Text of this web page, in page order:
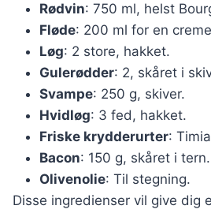
Rødvin: 750 ml, helst
Fløde: 200 ml for en
Løg: 2 store, hakket.
Gulerødder: 2, skåret i
Svampe: 250 g, skiver.
Hvidløg: 3 fed, hakket.
Friske krydderurter:
Bacon: 150 g, skåret i tern.
Olivenolie: Til stegning.
Disse ingredienser vil give dig